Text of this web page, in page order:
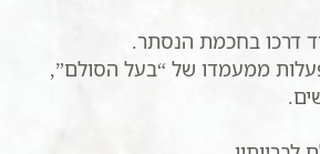
דרכו בחכמת הנסתר.
ממעמדו של “בעל הסולם”,